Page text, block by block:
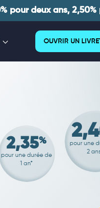
pour deux ans, 2,50%
OUVRIR UN
2,35%
pour une durée de
1 an*
pour une
2